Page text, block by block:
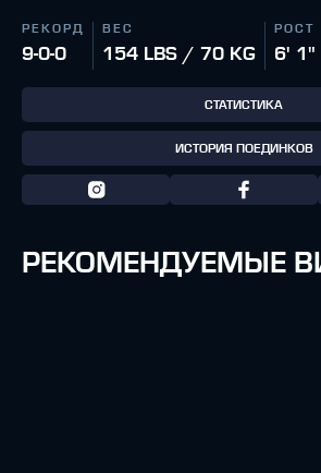
РЕКОРД
9-0-0
ВЕС
154 LBS / 70 KG
РОСТ
6' 1"
СТАТИСТИКА
ИСТОРИЯ ПОЕДИНКОВ
РЕКОМЕНДУЕМЫЕ